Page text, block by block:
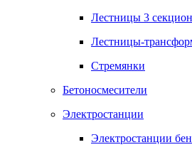
Лестницы 3
Лестницы-
Стремянки
Бетоносмесители
Электростанции
Электростанции